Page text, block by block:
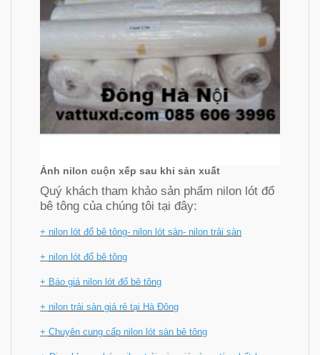
Ảnh nilon cuộn xếp sau khi sản xuất
Quý khách tham khảo sản phẩm nilon lót đổ
bê tông của chúng tôi tại đây:
+ nilon lót đổ bê tông- nilon lót sàn- nilon trải sàn
+ nilon lót đổ bê tông
+ Báo giá nilon lót đổ bê tông
+ nilon trải sàn giá rẻ tại Hà Đông
+ Chuyên cung cấp nilon lót sàn bê tông